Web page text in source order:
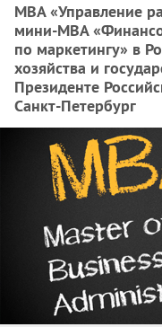
MBA «Управление
мини-МВА
по маркетингу» в
хозяйства и
Президенте
Санкт-Петербург